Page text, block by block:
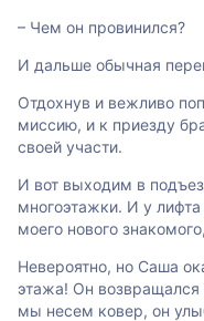
– Чем он провинился?
И дальше обычная
Отдохнув и вежливо
миссию, и к приезду
своей участи.
И вот выходим в
многоэтажки. И у
моего нового
Невероятно, но Саша
этажа! Он возвращался
мы несем ковер, он